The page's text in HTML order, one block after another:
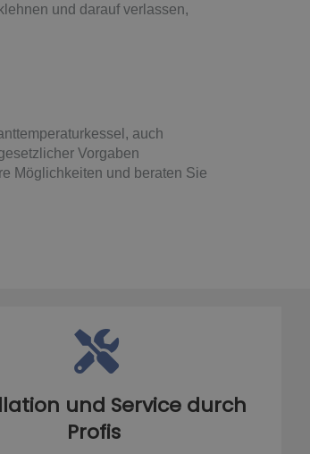
und darauf verlassen,
auch
Vorgaben
Möglichkeiten und beraten Sie
und Service durch
Profis